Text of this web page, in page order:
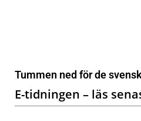
Tummen ned för de
E-tidningen – läs